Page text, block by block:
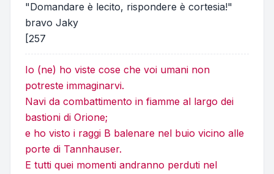
"Domandare è lecito, rispondere è cortesia!"
bravo Jaky
[257
Io (ne) ho viste cose che voi umani non
potreste immaginarvi.
Navi da combattimento in fiamme al largo dei
bastioni di Orione;
e ho visto i raggi B balenare nel buio vicino alle
porte di Tannhauser.
E tutti quei momenti andranno perduti nel